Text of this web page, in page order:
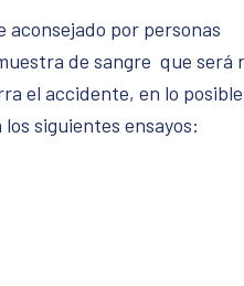
por personas
de sangre que será
el accidente, en lo
siguientes ensayos: